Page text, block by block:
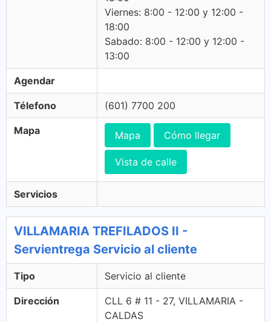
Viernes: 8:00 - 12:00 y 12:00 -
18:00
Sabado: 8:00 - 12:00 y 12:00 -
13:00
Agendar
Télefono (601) 7700 200
Mapa Mapa Cómo llegar
Vista de calle
Servicios
VILLAMARIA TREFILADOS II -
Servientrega Servicio al cliente
Tipo Servicio al cliente
Dirección
CLL 6 # 11 - 27, VILLAMARIA -
CALDAS